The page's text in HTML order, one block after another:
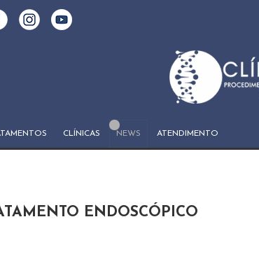
CLÍNICAS NEWS ATENDIMENTO
ENDOSCÓPICO